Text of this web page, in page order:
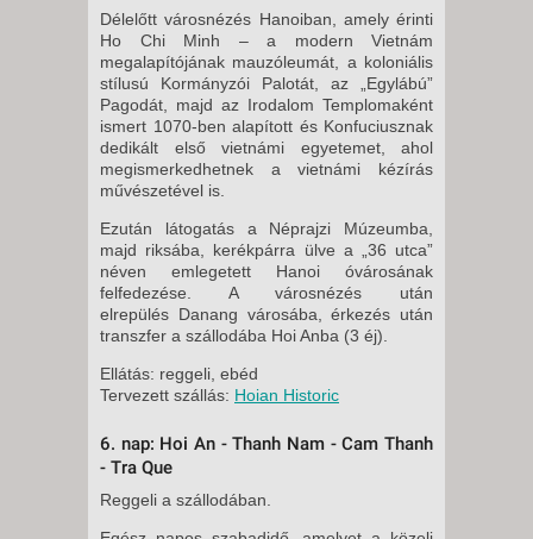
Délelőtt városnézés Hanoiban, amely érinti
Ho Chi Minh – a modern Vietnám
megalapítójának mauzóleumát, a koloniális
stílusú Kormányzói Palotát, az „Egylábú”
Pagodát, majd az Irodalom Templomaként
ismert 1070-ben alapított és Konfuciusznak
dedikált első vietnámi egyetemet, ahol
megismerkedhetnek a vietnámi kézírás
művészetével is.
Ezután látogatás a Néprajzi Múzeumba,
majd riksába, kerékpárra ülve a „36 utca”
néven emlegetett Hanoi óvárosának
felfedezése. A városnézés után
elrepülés Danang városába, érkezés után
transzfer a szállodába Hoi Anba (3 éj).
Ellátás: reggeli, ebéd
Tervezett szállás: Hoian Historic
6. nap: Hoi An - Thanh Nam - Cam Thanh
- Tra Que
Reggeli a szállodában.